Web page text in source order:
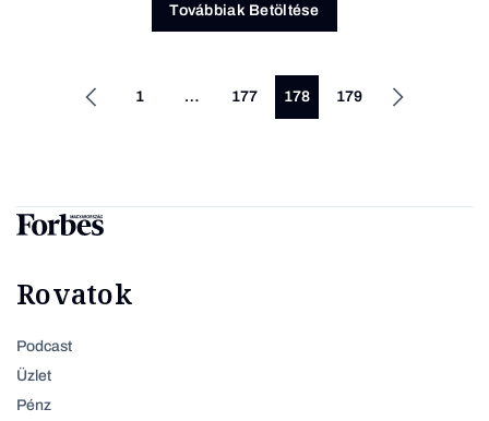
Továbbiak Betöltése
1 … 177 178 179
Rovatok
Podcast
Üzlet
Pénz